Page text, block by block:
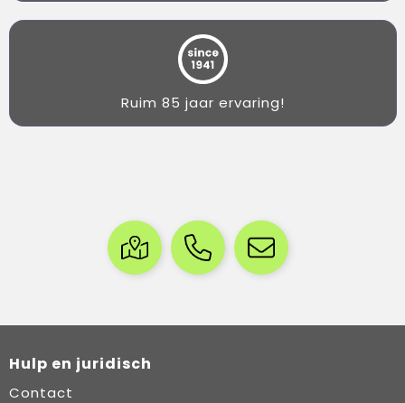
Ruim 85 jaar ervaring!
Hulp en juridisch
Contact